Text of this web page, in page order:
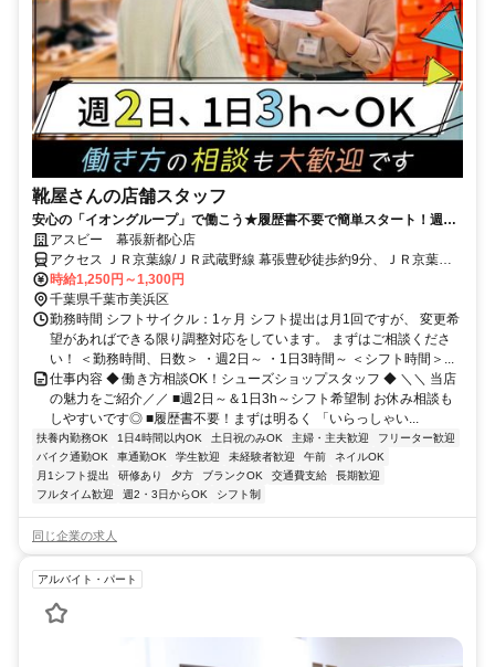
靴屋さんの店舗スタッフ
安心の「イオングループ」で働こう★履歴書不要で簡単スタート！週2
日～＆1日3h～ライフスタイルに合わせて無理なく勤務OK
アスビー 幕張新都心店
アクセス ＪＲ京葉線/ＪＲ武蔵野線 幕張豊砂徒歩約9分、ＪＲ京葉線/
ＪＲ武蔵野線 海浜幕張北口徒歩約20分、ＪＲ京葉線/ＪＲ武蔵野線 新
習志野南口徒歩約32分 「幕張豊砂」駅直結
時給1,250円～1,300円
千葉県千葉市美浜区
勤務時間 シフトサイクル：1ヶ月 シフト提出は月1回ですが、 変更希
望があればできる限り調整対応をしています。 まずはご相談くださ
い！ ＜勤務時間、日数＞ ・週2日～ ・1日3時間～ ＜シフト時間＞...
仕事内容 ◆ 働き方相談OK！シューズショップスタッフ ◆ ＼＼ 当店
の魅力をご紹介／／ ■週2日～＆1日3h～シフト希望制 お休み相談も
しやすいです◎ ■履歴書不要！まずは明るく 「いらっしゃい...
扶養内勤務OK 1日4時間以内OK 土日祝のみOK 主婦・主夫歓迎
フリーター歓迎
バイク通勤OK
車通勤OK 学生歓迎 未経験者歓迎 午前
ネイルOK
月1シフト提出
研修あり 夕方 ブランクOK 交通費支給
長期歓迎
フルタイム歓迎
週2・3日からOK シフト制
同じ企業の求人
アルバイト・パート